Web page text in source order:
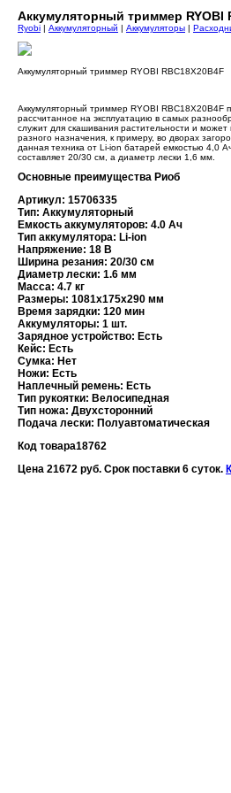
Аккумуляторный триммер RYOBI
Ryobi | Аккумуляторный | Аккумуляторы |
Аккумуляторный триммер RYOBI RBC18X20B4F
Аккумуляторный триммер RYOBI RBC18X20B4F
рассчитанное на эксплуатацию в самых
служит для скашивания растительности и
разного назначения, к примеру, во дворах
данная техника от Li-ion батарей емкостью 4,0
составляет 20/30 см, а диаметр лески 1,6 мм.
Основные преимущества Риоб
Артикул: 15706335
Тип: Аккумуляторный
Емкость аккумуляторов: 4.0 Ач
Тип аккумулятора: Li-ion
Напряжение: 18 В
Ширина резания: 20/30 см
Диаметр лески: 1.6 мм
Масса: 4.7 кг
Размеры: 1081х175х290 мм
Время зарядки: 120 мин
Аккумуляторы: 1 шт.
Зарядное устройство: Есть
Кейс: Есть
Сумка: Нет
Ножи: Есть
Наплечный ремень: Есть
Тип рукоятки: Велосипедная
Тип ножа: Двухсторонний
Подача лески: Полуавтоматическая
Код товара18762
Цена 21672 руб. Срок поставки 6 суток.